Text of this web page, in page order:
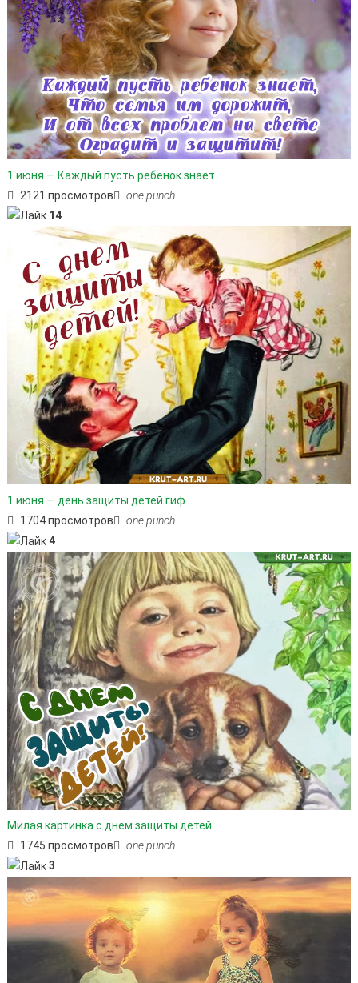
1 июня — Каждый пусть ребенок знает…
2121 просмотров
one punch
14
1 июня — день защиты детей гиф
1704 просмотров
one punch
4
Милая картинка с днем защиты детей
1745 просмотров
one punch
3